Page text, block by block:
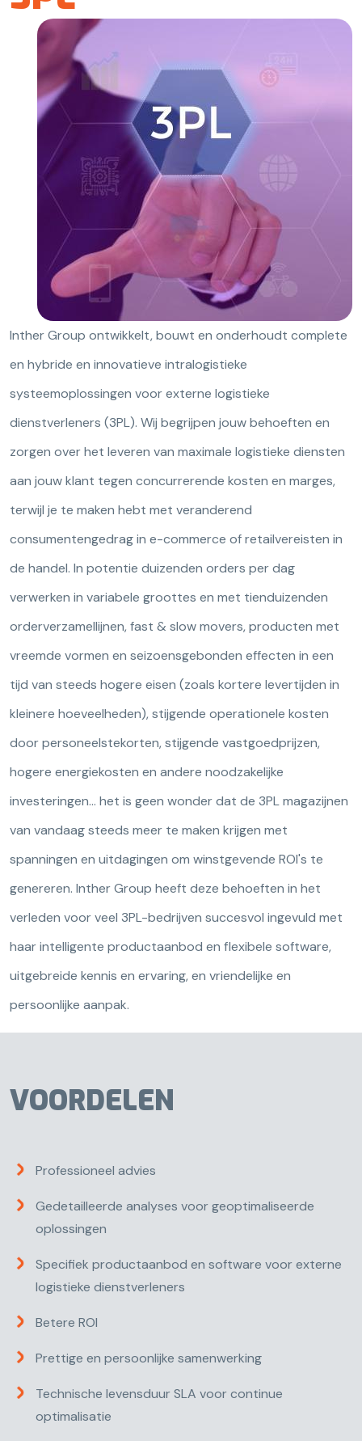
Inther Group ontwikkelt, bouwt en onderhoudt complete
en hybride en innovatieve intralogistieke
systeemoplossingen voor externe logistieke
dienstverleners (3PL). Wij begrijpen jouw behoeften en
zorgen over het leveren van maximale logistieke diensten
aan jouw klant tegen concurrerende kosten en marges,
terwijl je te maken hebt met veranderend
consumentengedrag in e-commerce of retailvereisten in
de handel. In potentie duizenden orders per dag
verwerken in variabele groottes en met tienduizenden
orderverzamellijnen, fast & slow movers, producten met
vreemde vormen en seizoensgebonden effecten in een
tijd van steeds hogere eisen (zoals kortere levertijden in
kleinere hoeveelheden), stijgende operationele kosten
door personeelstekorten, stijgende vastgoedprijzen,
hogere energiekosten en andere noodzakelijke
investeringen... het is geen wonder dat de 3PL magazijnen
van vandaag steeds meer te maken krijgen met
spanningen en uitdagingen om winstgevende ROI's te
genereren. Inther Group heeft deze behoeften in het
verleden voor veel 3PL-bedrijven succesvol ingevuld met
haar intelligente productaanbod en flexibele software,
uitgebreide kennis en ervaring, en vriendelijke en
persoonlijke aanpak.
VOORDELEN
Professioneel advies
Gedetailleerde analyses voor geoptimaliseerde
oplossingen
Specifiek productaanbod en software voor externe
logistieke dienstverleners
Betere ROI
Prettige en persoonlijke samenwerking
Technische levensduur SLA voor continue
optimalisatie